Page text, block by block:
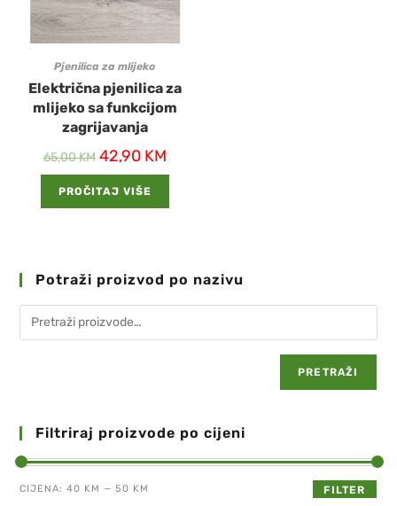
Pjenilica za mlijeko
Električna pjenilica za
mlijeko sa funkcijom
zagrijavanja
65,00KM 42,90 KM
PROČITAJ VIŠE
Potraži proizvod po nazivu
PRETRAŽI
Filtriraj proizvode po cijeni
FILTER
CIJENA:40 KM —50 KM